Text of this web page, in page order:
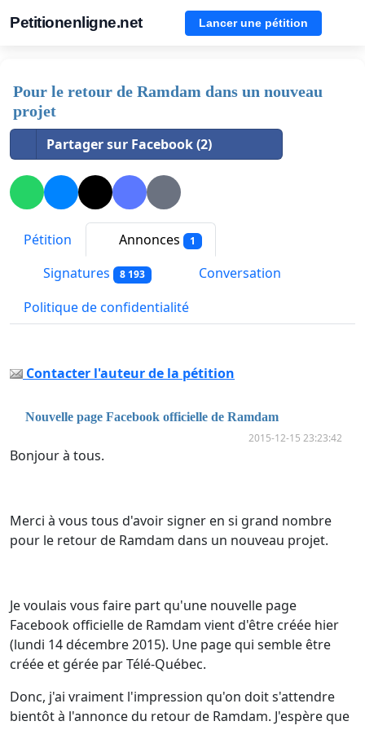
Petitionenligne.net Lancer une pétition
Pour le retour de Ramdam dans un nouveau
projet
Partager sur Facebook (2)
Pétition Annonces 1
Signatures 8 193
Conversation
Politique de confidentialité
Contacter l'auteur de la pétition
Nouvelle page Facebook officielle de Ramdam
2015-12-15 23:23:42
Bonjour à tous.
Merci à vous tous d'avoir signer en si grand nombre
pour le retour de Ramdam dans un nouveau projet.
Je voulais vous faire part qu'une nouvelle page
Facebook officielle de Ramdam vient d'être créée hier
(lundi 14 décembre 2015). Une page qui semble être
créée et gérée par Télé-Québec.
Donc, j'ai vraiment l'impression qu'on doit s'attendre
bientôt à l'annonce du retour de Ramdam. J'espère que